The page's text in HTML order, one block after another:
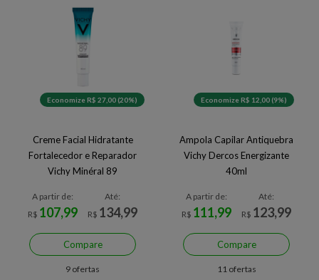
Economize R$ 27,00 (20%)
Creme Facial Hidratante
Fortalecedor e Reparador
Vichy Minéral 89
A partir de:
R$ 107,99
Até:
R$ 134,99
Compare
9 ofertas
Economize R$ 12,00 (9%)
Ampola Capilar Antiquebra
Vichy Dercos Energizante
40ml
A partir de:
R$ 111,99
Até:
R$ 123,99
Compare
11 ofertas